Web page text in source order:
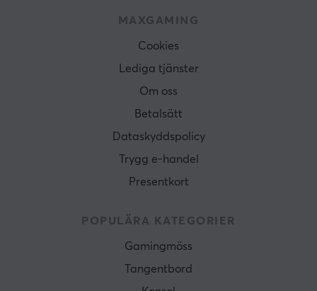
MAXGAMING
Cookies
Lediga tjänster
Om oss
Betalsätt
Dataskyddspolicy
Trygg e-handel
Presentkort
POPULÄRA KATEGORIER
Gamingmöss
Tangentbord